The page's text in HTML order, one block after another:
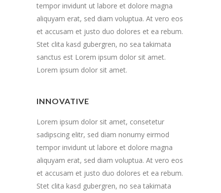
tempor invidunt ut labore et dolore magna
aliquyam erat, sed diam voluptua. At vero eos
et accusam et justo duo dolores et ea rebum.
Stet clita kasd gubergren, no sea takimata
sanctus est Lorem ipsum dolor sit amet.
Lorem ipsum dolor sit amet.
INNOVATIVE
Lorem ipsum dolor sit amet, consetetur
sadipscing elitr, sed diam nonumy eirmod
tempor invidunt ut labore et dolore magna
aliquyam erat, sed diam voluptua. At vero eos
et accusam et justo duo dolores et ea rebum.
Stet clita kasd gubergren, no sea takimata